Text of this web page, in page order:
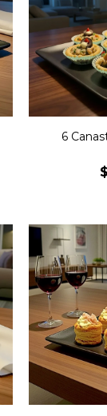
Seis
huevo
6
$
Seis